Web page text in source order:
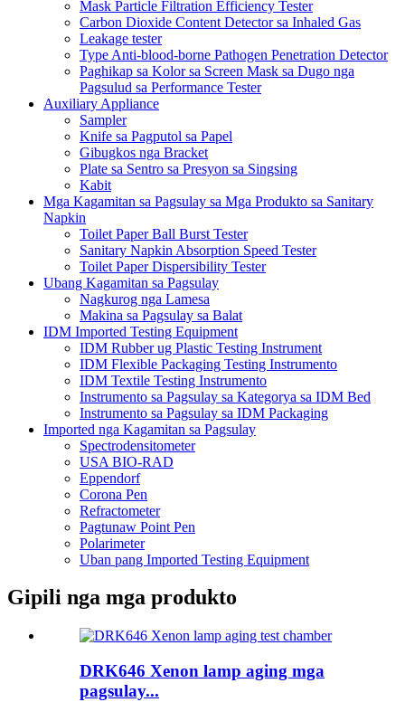
Mask Particle Filtration Efficiency Tester
Carbon Dioxide Content Detector sa Inhaled Gas
Leakage tester
Type Anti-blood-borne Pathogen Penetration Detector
Paghikap sa Kolor sa Screen Mask sa Dugo nga
Pagsulud sa Performance Tester
Auxiliary Appliance
Sampler
Knife sa Pagputol sa Papel
Gibugkos nga Bracket
Plate sa Sentro sa Presyon sa Singsing
Kabit
Mga Kagamitan sa Pagsulay sa Mga Produkto sa Sanitary
Napkin
Toilet Paper Ball Burst Tester
Sanitary Napkin Absorption Speed ​​Tester
Toilet Paper Dispersibility Tester
Ubang Kagamitan sa Pagsulay
Nagkurog nga Lamesa
Makina sa Pagsulay sa Balat
IDM Imported Testing Equipment
IDM Rubber ug Plastic Testing Instrument
IDM Flexible Packaging Testing Instrumento
IDM Textile Testing Instrumento
Instrumento sa Pagsulay sa Kategorya sa IDM Bed
Instrumento sa Pagsulay sa IDM Packaging
Imported nga Kagamitan sa Pagsulay
Spectrodensitometer
USA BIO-RAD
Eppendorf
Corona Pen
Refractometer
Pagtunaw Point Pen
Polarimeter
Uban pang Imported Testing Equipment
Gipili nga mga produkto
DRK646 Xenon lamp aging mga
pagsulay...